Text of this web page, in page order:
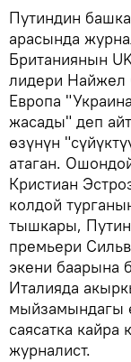
Путиндин
арасында
Британиянын
лидери
Европа
жасады" деп
өзүнүн
атаган.
Кристиан
колдой
тышкары,
премьери
экени баарына
Италияда
мыйзамындагы
саясатка
журналист.